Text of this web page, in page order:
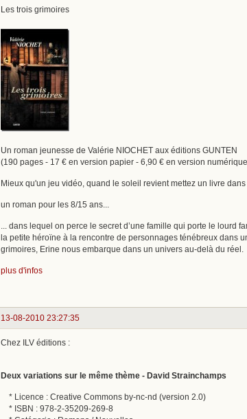
Les trois grimoires
Un roman jeunesse de Valérie NIOCHET aux éditions GUNTEN
(190 pages - 17 € en version papier - 6,90 € en version
Mieux qu'un jeu vidéo, quand le soleil revient mettez un livre dans
un roman pour les 8/15 ans...
... dans lequel on perce le secret d’une famille qui porte le lourd
la petite héroïne à la rencontre de personnages ténébreux dans
grimoires, Erine nous embarque dans un univers au-delà du réel.
plus d'infos
13-08-2010 23:27:35
Chez ILV éditions :
Deux variations sur le même thème - David Strainchamps
* Licence : Creative Commons by-nc-nd (version 2.0)
* ISBN : 978-2-35209-269-8